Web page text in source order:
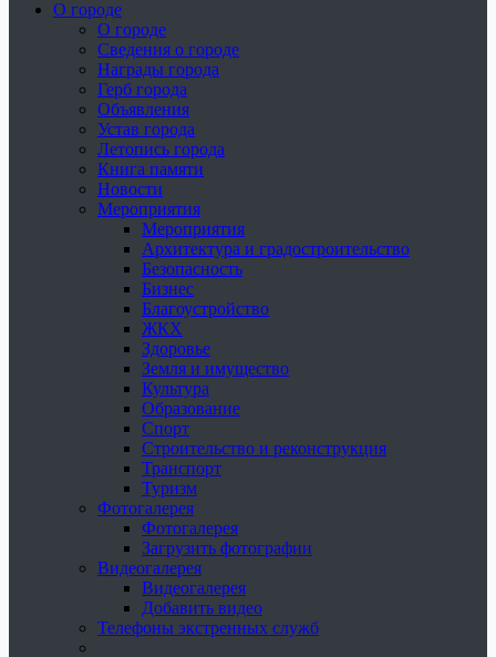
О городе
О городе
Сведения о городе
Награды города
Герб города
Объявления
Устав города
Летопись города
Книга памяти
Новости
Мероприятия
Мероприятия
Архитектура и градостроительство
Безопасность
Бизнес
Благоустройство
ЖКХ
Здоровье
Земля и имущество
Культура
Образование
Спорт
Строительство и реконструкция
Транспорт
Туризм
Фотогалерея
Фотогалерея
Загрузить фотографии
Видеогалерея
Видеогалерея
Добавить видео
Телефоны экстренных служб